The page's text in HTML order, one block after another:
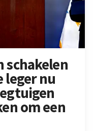
schakelen
leger nu
om een